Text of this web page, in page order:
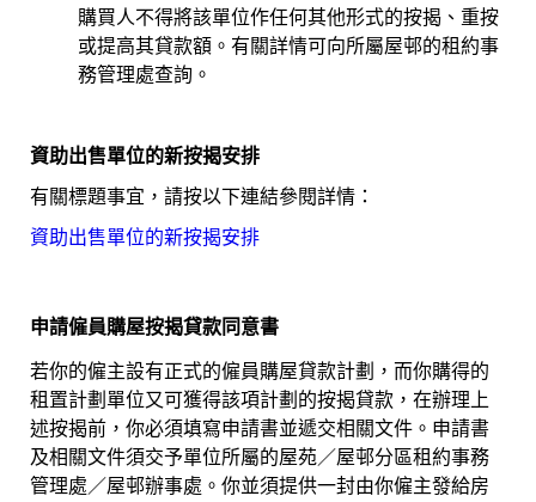
購買人不得將該單位作任何其他形式的按揭、重按
或提高其貸款額。有關詳情可向所屬屋邨的租約事
務管理處查詢。
資助出售單位的新按揭安排
有關標題事宜，請按以下連結參閱詳情：
資助出售單位的新按揭安排
申請僱員購屋按揭貸款同意書
若你的僱主設有正式的僱員購屋貸款計劃，而你購得的
租置計劃單位又可獲得該項計劃的按揭貸款，在辦理上
述按揭前，你必須填寫申請書並遞交相關文件。申請書
及相關文件須交予單位所屬的屋苑／屋邨分區租約事務
管理處／屋邨辦事處。你並須提供一封由你僱主發給房